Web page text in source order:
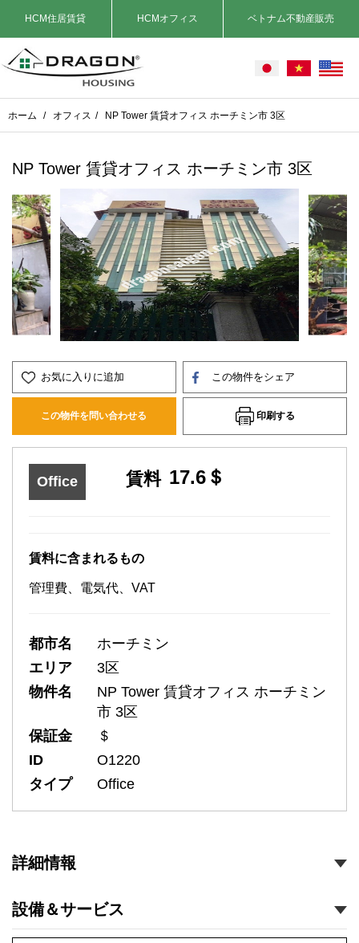
HCM住居賃貸 HCMオフィス ベトナム不動産販売
ホーム / オフィス / NP Tower 賃貸オフィス ホーチミン市 3区
NP Tower 賃貸オフィス ホーチミン市 3区
お気に入りに追加 この物件をシェア
この物件を問い合わせる 印刷する
Office 賃料 17.6＄
賃料に含まれるもの
管理費、電気代、VAT
都市名
ホーチミン
エリア
3区
物件名
NP Tower 賃貸オフィス ホーチミン
市 3区
保証金
＄
ID
O1220
タイプ
Office
詳細情報
設備＆サービス